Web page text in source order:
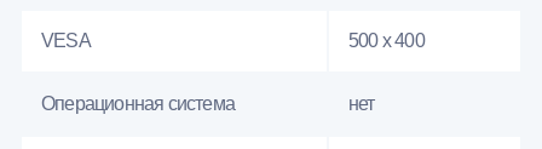
VESA 500 x 400
Операционная система нет